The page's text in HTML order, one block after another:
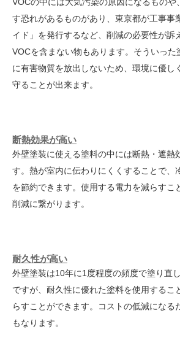
す恐れがあるものがあり、東京都が工事事
イド」を発行するなど、削減の必要性が訴
VOCを含まない物もあります。そういっ
に有害物質を放出しないため、環境に優し
守ることが出来ます。
断熱効果が高い
外壁塗装に使える塗料の中には断熱・遮熱
す。熱が室内に伝わりにくくすることで、
を節約できます。使用する電力を減らすこ
削減に繋がります。
耐久性が高い
外壁塗装は10年に1度程度の頻度で塗り直
ですが、耐久性に優れた塗料を使用するこ
らすことができます。コストの低減になる
もなります。